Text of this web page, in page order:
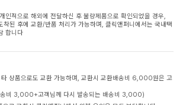
인적으로 해외에 전달하신 후 불량제품으로 확인되었을 경우,
착된 후에 교환/반품 처리가 가능하며, 클릭앤퍼니에서는 국내택
합니다
타 상품으로도 교환 가능하며, 교환시 교환배송비 6,000원은 고
송비 3,000+고객님께 다시 발송되는 배송비 3,000)